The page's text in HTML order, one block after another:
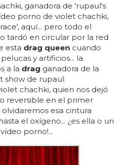
ganadora de 'rupaul's
porno de violet chachki,
race', aquí... pero todo el
tardó en circular por la red
esta drag queen cuando
y artificios... la
a la drag ganadora de la
show de rupaul:
chachki, quien nos dejó
reversible en el primer
esa cintura
el oxígeno... ¿es ella o un
porno!...